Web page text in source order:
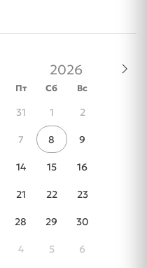
Пт Сб Вс
31 1 2
7 8 9
14 15 16
21 22 23
28 29 30
4 5 6